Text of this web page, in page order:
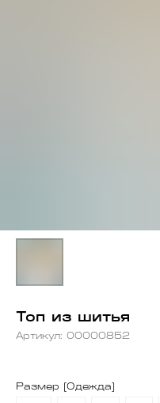
Топ из шитья
Артикул: 00000852
Размер (Одежда)